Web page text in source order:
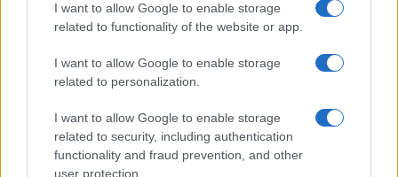
I want to allow Google to enable storage
related to functionality of the website or app.
I want to allow Google to enable storage
related to personalization.
I want to allow Google to enable storage
related to security, including authentication
functionality and fraud prevention, and other
user protection.